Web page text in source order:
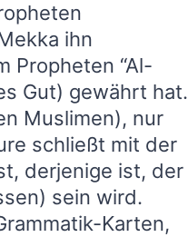
ihn
Propheten “Al-
Gut) gewährt hat.
Muslimen), nur
schließt mit der
derjenige ist, der
sein wird.
Karten,